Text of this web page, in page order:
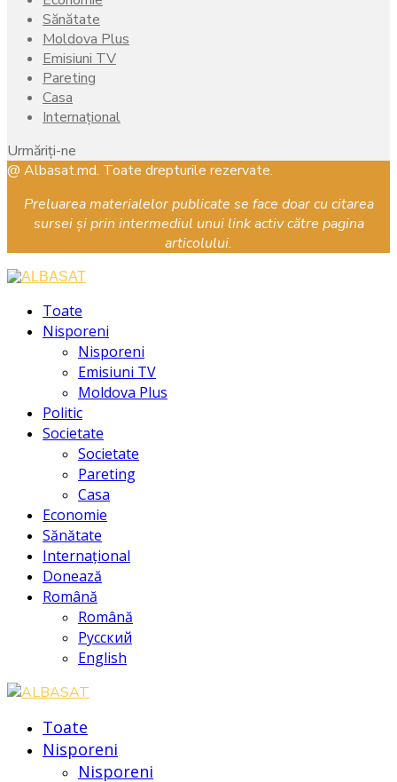
Sănătate
Moldova Plus
Emisiuni TV
Pareting
Casa
Internațional
Urmăriți-ne
Facebook
Instagram
Youtube
@ Albasat.md. Toate drepturile rezervate.
Preluarea materialelor publicate se face doar cu citarea
sursei și prin intermediul unui link activ către pagina
articolului.
Toate
Nisporeni
Nisporeni
Emisiuni TV
Moldova Plus
Politic
Societate
Societate
Pareting
Casa
Economie
Sănătate
Internațional
Donează
Română
Română
Русский
English
Toate
Nisporeni
Nisporeni